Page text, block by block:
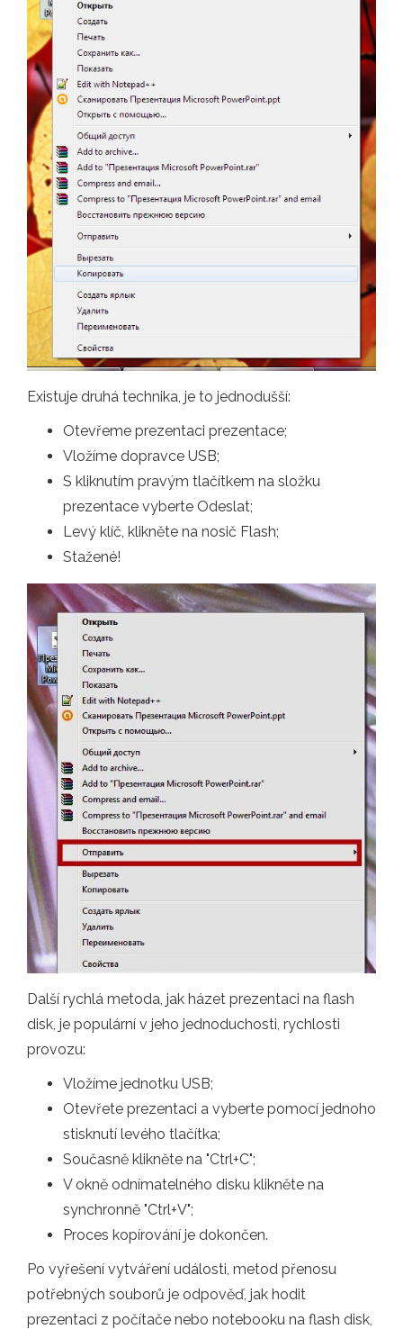
Existuje druhá technika, je to jednodušší:
Otevřeme prezentaci prezentace;
Vložíme dopravce USB;
S kliknutím pravým tlačítkem na složku
prezentace vyberte Odeslat;
Levý klíč, klikněte na nosič Flash;
Stažené!
Další rychlá metoda, jak házet prezentaci na flash
disk, je populární v jeho jednoduchosti, rychlosti
provozu:
Vložíme jednotku USB;
Otevřete prezentaci a vyberte pomocí jednoho
stisknutí levého tlačítka;
Současně klikněte na "Ctrl+C";
V okně odnímatelného disku klikněte na
synchronně "Ctrl+V";
Proces kopírování je dokončen.
Po vyřešení vytváření události, metod přenosu
potřebných souborů je odpověď, jak hodit
prezentaci z počítače nebo notebooku na flash disk,